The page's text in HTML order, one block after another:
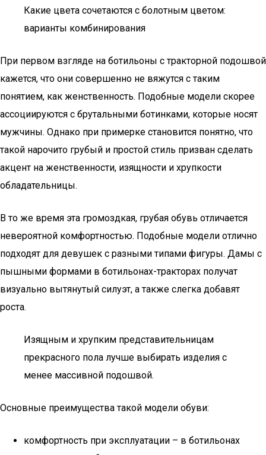
Какие цвета сочетаются с болотным цветом:
варианты комбинирования
При первом взгляде на ботильоны с тракторной подошвой
кажется, что они совершенно не вяжутся с таким
понятием, как женственность. Подобные модели скорее
ассоциируются с брутальными ботинками, которые носят
мужчины­. Однако при примерке становится понятно, что
такой нарочито грубый и простой стиль призван сделать
акцент на женственности, изящности и хрупкости
обладательницы.
В то же время эта громоздкая, грубая обувь отличается
невероятной комфортностью. Подобные модели отлично
подходят для девушек с разными типами фигуры. Дамы с
пышными формами в ботильонах-тракторах получат
визуально вытянутый силуэт, а также слегка добавят
роста.
Изящным и хрупким представительницам
прекрасного пола лучше выбирать изделия с
менее массивной подошвой.
Основные преимущества такой модели обуви:
комфортность при эксплуатации – в ботильонах